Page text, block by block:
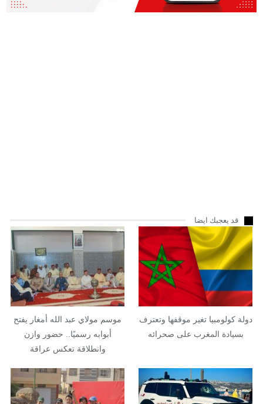
قد يعجبك ايضا
دولة كولومبيا تغير موقفها وتعترف
بسيادة المغرب على صحرائه
موسم مولاي عبد الله أمغار يفتح
أبوابه رسميًا.. حضور وازن
وانطلاقة تعكس عراقة